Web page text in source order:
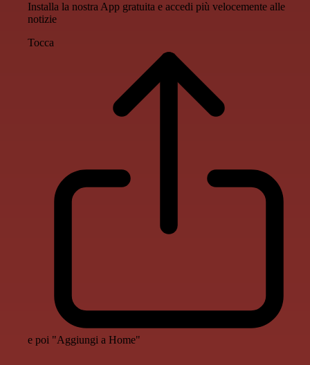
Installa la nostra App gratuita e accedi più velocemente alle
notizie
Tocca
e poi "Aggiungi a Home"